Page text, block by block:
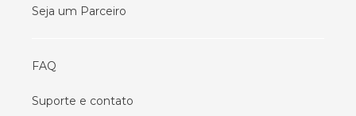
Seja um Parceiro
FAQ
Suporte e contato